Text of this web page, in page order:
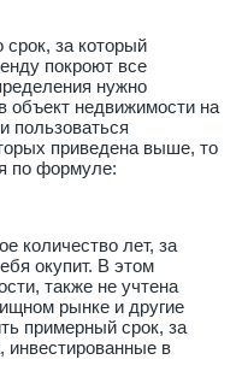
за который
покроют все
нужно
объект недвижимости на
пользоваться
приведена выше, то
по формуле:
количество лет, за
окупит. В этом
также не учтена
рынке и другие
примерный срок, за
инвестированные в